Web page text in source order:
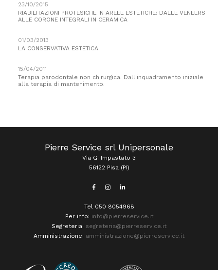
23/10/2015
RIABILITAZIONI PROTESICHE IN AREEE ESTETICHE: DALLE VENEERS
ALLE CORONE INTEGRALI IN CERAMICA
01/03/2013
LA CONSERVATIVA ESTETICA
15/04/2011
Terapia parodontale non chirurgica. Dall'inquadramento iniziale
alla terapia di mantenimento.
Pierre Service srl Unipersonale
Via G. Impastato 3
56122 Pisa (PI)
Tel 050 8054968
Per info: info@pierreservice.it
Segreteria: segreteria@pierreservice.it
Amministrazione: amministrazione@pierreservice.it